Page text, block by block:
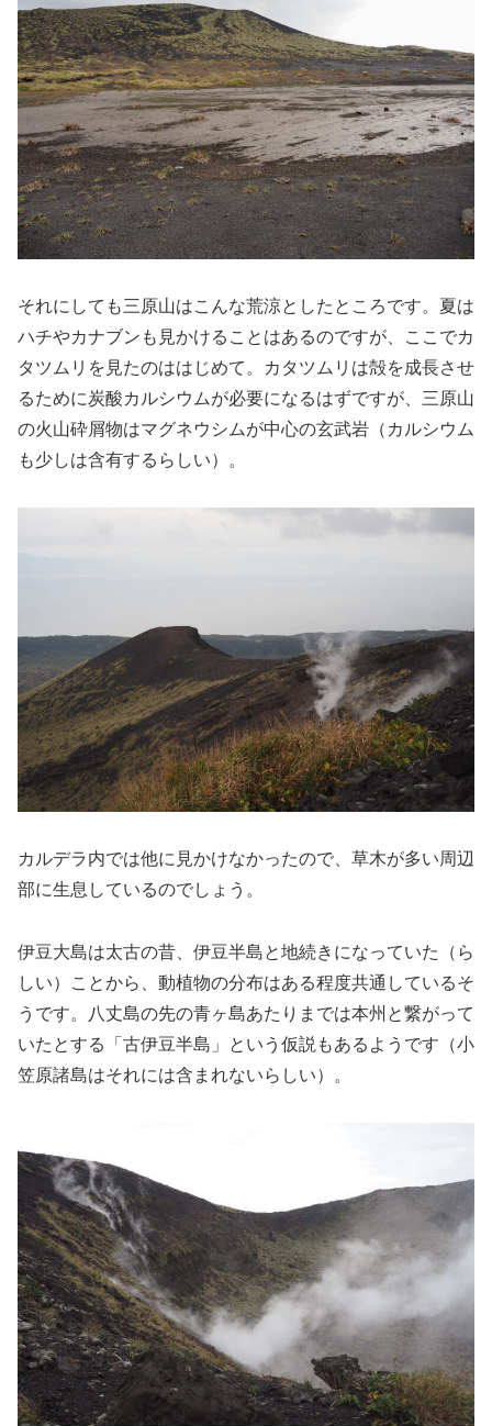
それにしても三原山はこんな荒涼としたところです。夏は
ハチやカナブンも見かけることはあるのですが、ここでカ
タツムリを見たのははじめて。カタツムリは殻を成長させ
るために炭酸カルシウムが必要になるはずですが、三原山
の火山砕屑物はマグネウシムが中心の玄武岩（カルシウム
も少しは含有するらしい）。
カルデラ内では他に見かけなかったので、草木が多い周辺
部に生息しているのでしょう。
伊豆大島は太古の昔、伊豆半島と地続きになっていた（ら
しい）ことから、動植物の分布はある程度共通しているそ
うです。八丈島の先の青ヶ島あたりまでは本州と繋がって
いたとする「古伊豆半島」という仮説もあるようです（小
笠原諸島はそれには含まれないらしい）。